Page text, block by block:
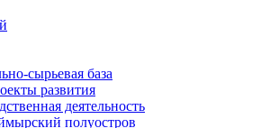
сырьевая база
развития
деятельность
полуостров